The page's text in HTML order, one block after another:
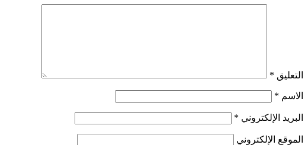
التعليق *
الاسم *
البريد الإلكتروني *
الموقع الإلكتروني